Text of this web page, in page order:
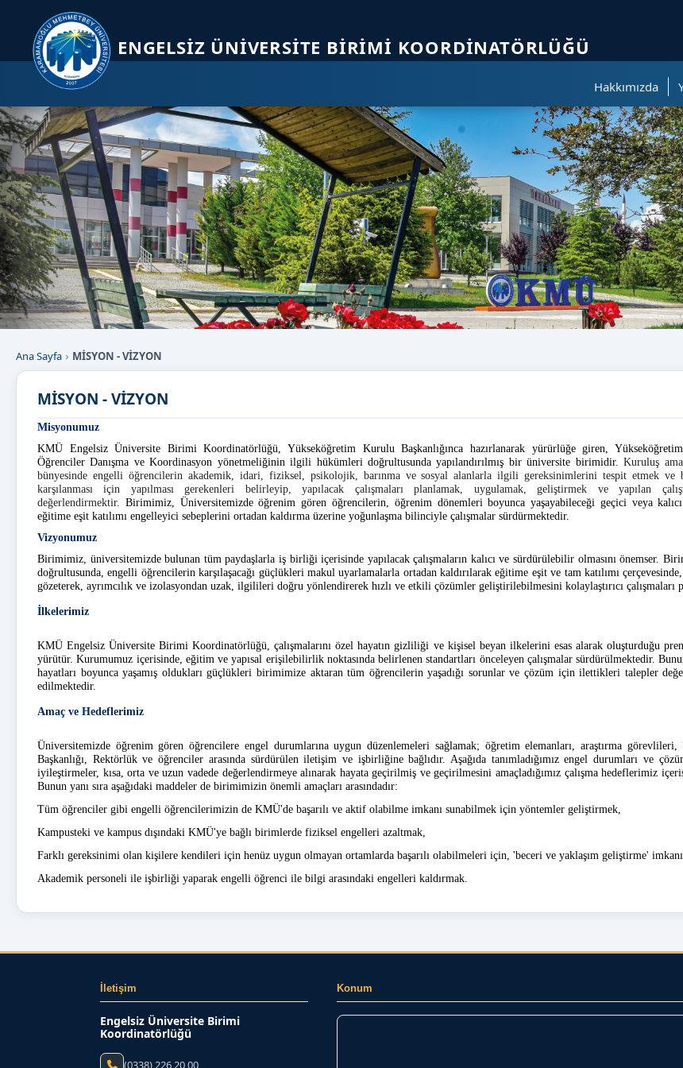
ENGELSIZ ÜNIVERSITE BIRIMI KOORDINATÖRLÜĞÜ
Hakkımızda
Ana Sayfa MİSYON - VİZYON
MİSYON - VİZYON
Misyonumuz
KMÜ Engelsiz Üniversite Birimi Koordinatörlüğü, Yükseköğretim Kurulu Başkanlığınca hazırlanarak yürürlüğe giren,
Öğrenciler Danışma ve Koordinasyon yönetmeliğinin ilgili hükümleri doğrultusunda yapılandırılmış bir üniversite birimidir.Kuruluş
bünyesinde engelli öğrencilerin akademik, idari, fiziksel, psikolojik, barınma ve sosyal alanlarla ilgili gereksinimlerini tespit etmek ve
karşılanması için yapılması gerekenleri belirleyip, yapılacak çalışmaları planlamak, uygulamak, geliştirmek ve yapılan
değerlendirmektir. Birimimiz, Üniversitemizde öğrenim gören öğrencilerin, öğrenim dönemleri boyunca yaşayabileceği geçici veya kalıcı
eğitime eşit katılımı engelleyici sebeplerini ortadan kaldırma üzerine yoğunlaşma bilinciyle çalışmalar sürdürmektedir.
Vizyonumuz
Birimimiz, üniversitemizde bulunan tüm paydaşlarla iş birliği içerisinde yapılacak çalışmaların kalıcı ve sürdürülebilir olmasını önemser.
doğrultusunda, engelli öğrencilerin karşılaşacağı güçlükleri makul uyarlamalarla ortadan kaldırılarak eğitime eşit ve tam katılımı
gözeterek, ayrımcılık ve izolasyondan uzak, ilgilileri doğru yönlendirerek hızlı ve etkili çözümler geliştirilebilmesini kolaylaştırıcı çalışmaları
İlkelerimiz
KMÜ Engelsiz Üniversite Birimi Koordinatörlüğü,çalışmalarınıözel hayatın gizliliği ve kişisel beyan ilkelerini esas alarak oluşturduğu
yürütür. Kurumumuz içerisinde, eğitim ve yapısal erişilebilirlik noktasında belirlenen standartları önceleyen çalışmalar sürdürülmektedir.
hayatları boyunca yaşamış oldukları güçlükleri birimimize aktaran tüm öğrencilerin yaşadığı sorunlar ve çözüm için ilettikleri talepler
edilmektedir.
Amaç ve Hedeflerimiz
Üniversitemizde öğrenim gören öğrencilere engel durumlarına uygun düzenlemeleri sağlamak; öğretim elemanları, araştırma
Başkanlığı, Rektörlük ve öğrenciler arasında sürdürülen iletişim ve işbirliğine bağlıdır. Aşağıda tanımladığımız engel durumları ve
iyileştirmeler, kısa, orta ve uzun vadede değerlendirmeye alınarak hayata geçirilmiş ve geçirilmesini amaçladığımız çalışma hedeflerimiz
Bunun yanı sıra aşağıdaki maddeler de birimimizin önemli amaçları arasındadır:
Tüm öğrenciler gibi engelli öğrencilerimizin de KMÜ'de başarılı ve aktif olabilme imkanı sunabilmek için yöntemler geliştirmek,
Kampusteki ve kampus dışındaki KMÜ'ye bağlı birimlerde fiziksel engelleri azaltmak,
Farklı gereksinimi olan kişilere kendileri için henüz uygun olmayan ortamlarda başarılı olabilmeleri için, 'beceri ve yaklaşım geliştirme' imkanı
Akademik personeli ile işbirliği yaparak engelli öğrenci ile bilgi arasındaki engelleri kaldırmak.
İletişim
Engelsiz Üniversite Birimi
Koordinatörlüğü
(0338) 226 20 00
Konum